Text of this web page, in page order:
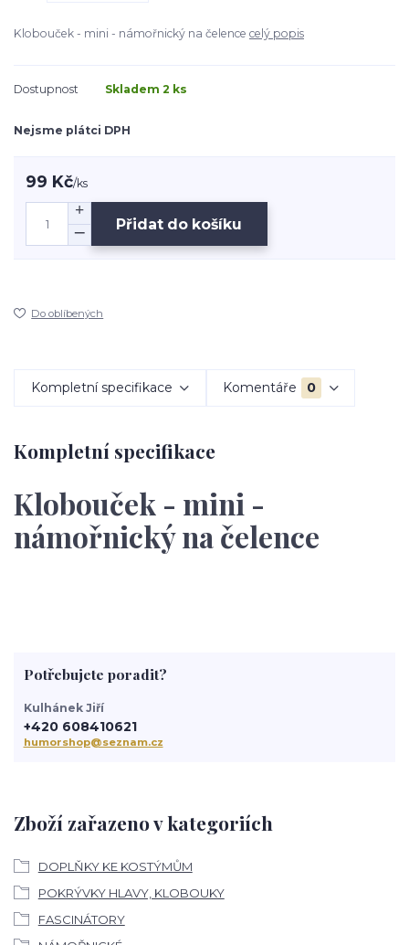
Klobouček - mini - námořnický na čelence celý popis
Dostupnost Skladem 2 ks
Nejsme plátci DPH
99 Kč/ks
Přidat do košíku
Do oblíbených
Kompletní specifikace Komentáře 0
Kompletní specifikace
Klobouček - mini -
námořnický na čelence
Zboží zařazeno v kategoriích
DOPLŇKY KE KOSTÝMŮM
POKRÝVKY HLAVY, KLOBOUKY
FASCINÁTORY
Potřebujete poradit?
Kulhánek Jiří
+420 608410621
humorshop@seznam.cz